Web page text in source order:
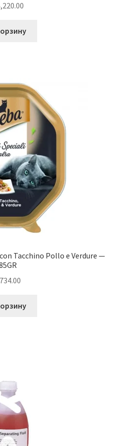
Tacchino Pollo e Verdure —
734.00